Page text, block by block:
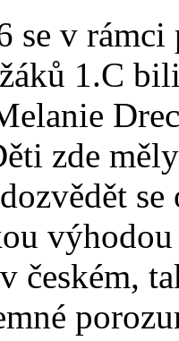
se v
1.C
zde
českém,